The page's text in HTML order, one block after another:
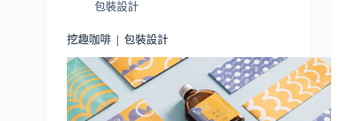
包裝設計
挖趣咖啡 | 包裝設計